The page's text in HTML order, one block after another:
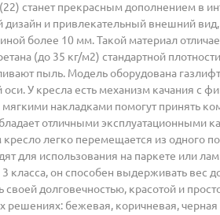
станет прекрасным дополнением в
и привлекательный внешний
более 10 мм. Такой материал
(до 35 кг/м2) стандартной
пыль. Модель оборудована
У кресла есть механизм качания с
накладками помогут принять
отличными эксплуатационными
легко перемещается из одного
для использования на паркете или
класса, он способен выдерживать вес
своей долговечностью, красотой и
решениях: бежевая, коричневая,